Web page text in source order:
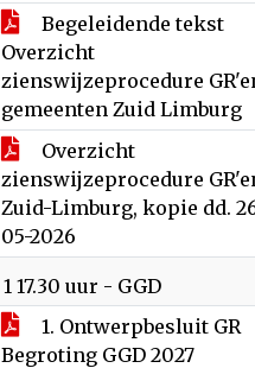
Begeleidende tekst
Overzicht
zienswijzeprocedure
gemeenten Zuid Limburg
Overzicht
zienswijzeprocedure
Zuid-Limburg, kopie dd.
05-2026
1 17.30 uur - GGD
1. Ontwerpbesluit GR
Begroting GGD 2027